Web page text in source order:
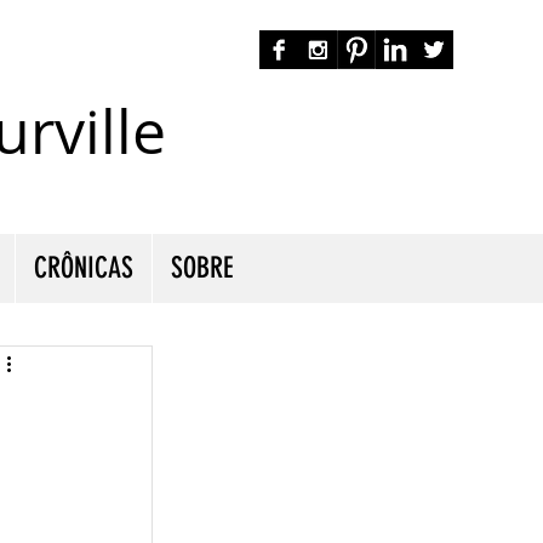
CRÔNICAS SOBRE